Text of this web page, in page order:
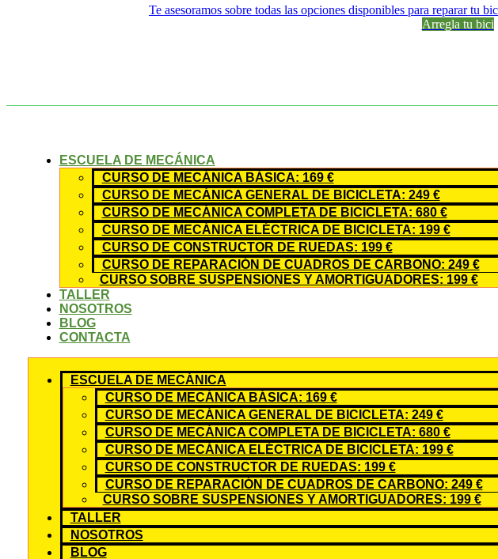
Te asesoramos sobre todas las opciones disponibles para reparar tu
Arregla tu bici
ESCUELA DE MECÁNICA
CURSO DE MECÁNICA BÁSICA: 169 €
CURSO DE MECÁNICA GENERAL DE BICICLETA: 249 €
CURSO DE MECÁNICA COMPLETA DE BICICLETA: 680 €
CURSO DE MECÁNICA ELÉCTRICA DE BICICLETA: 199 €
CURSO DE CONSTRUCTOR DE RUEDAS: 199 €
CURSO DE REPARACIÓN DE CUADROS DE CARBONO: 249 €
CURSO SOBRE SUSPENSIONES Y AMORTIGUADORES: 199 €
TALLER
NOSOTROS
BLOG
CONTACTA
ESCUELA DE MECÁNICA
CURSO DE MECÁNICA BÁSICA: 169 €
CURSO DE MECÁNICA GENERAL DE BICICLETA: 249 €
CURSO DE MECÁNICA COMPLETA DE BICICLETA: 680 €
CURSO DE MECÁNICA ELÉCTRICA DE BICICLETA: 199 €
CURSO DE CONSTRUCTOR DE RUEDAS: 199 €
CURSO DE REPARACIÓN DE CUADROS DE CARBONO: 249 €
CURSO SOBRE SUSPENSIONES Y AMORTIGUADORES: 199 €
TALLER
NOSOTROS
BLOG